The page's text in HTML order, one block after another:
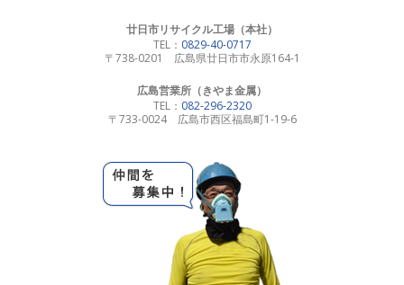
廿日市リサイクル工場（本社）
TEL： 0829-40-0717
〒738-0201 広島県廿日市市永原164-1
広島営業所（きやま金属）
TEL： 082-296-2320
〒733-0024 広島市西区福島町1-19-6